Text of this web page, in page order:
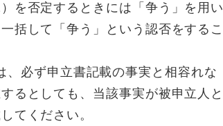
を否定するときには「争う」を用い
括して「争う」という認否をするこ
必ず申立書記載の事実と相容れな
るとしても、当該事実が被申立人と
てください。